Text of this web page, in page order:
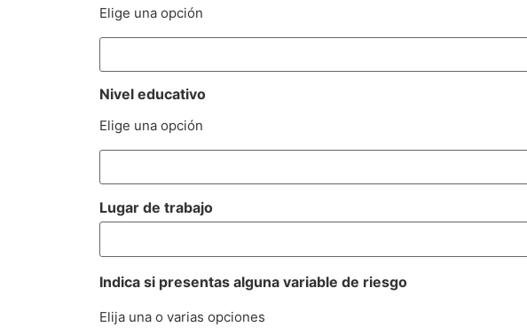
Elige una opción
Nivel educativo
Elige una opción
Lugar de trabajo
Indica si presentas alguna variable de riesgo
Elija una o varias opciones